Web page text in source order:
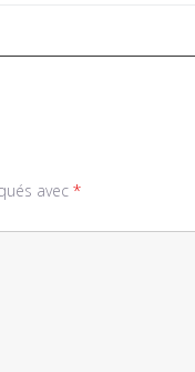
avec *